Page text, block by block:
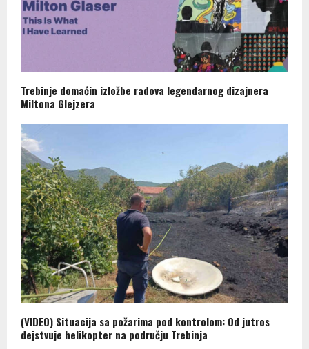
Trebinje domaćin izložbe radova legendarnog dizajnera
Miltona Glejzera
(VIDEO) Situacija sa požarima pod kontrolom: Od jutros
dejstvuje helikopter na području Trebinja